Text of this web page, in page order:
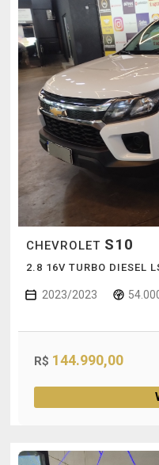
CHEVROLET S10
2.8 16V TURBO DIESEL
2023/2023
R$ 144.990,00